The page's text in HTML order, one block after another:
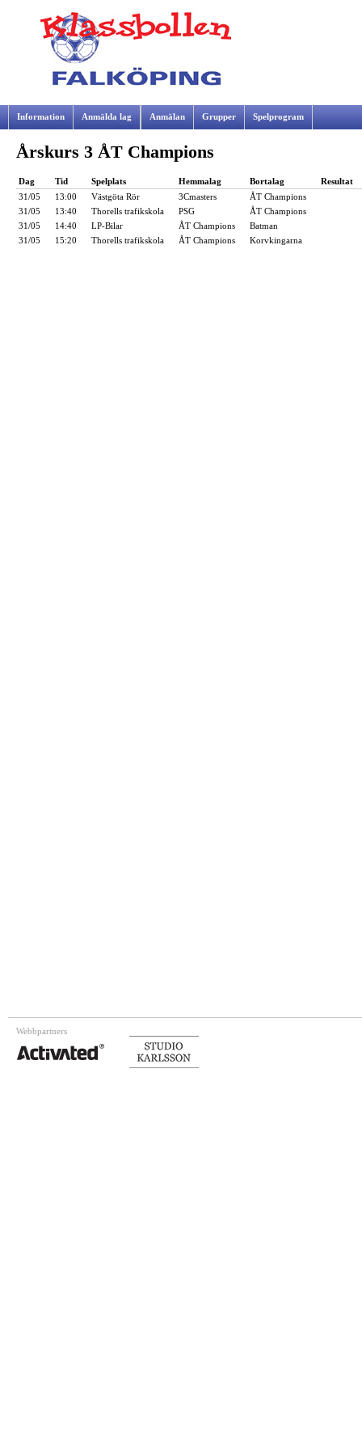
Information Anmälda lag Anmälan Grupper Spelprogram
Samarbetspartners
Årskurs 3 ÅT Champions
Dag Tid Spelplats Hemmalag Bortalag
Resultat
31/05
13:00 Västgöta Rör 3Cmasters
ÅT Champions
31/05
13:40 Thorells trafikskola PSG
ÅT Champions
31/05
14:40 LP-Bilar ÅT Champions
Batman
31/05
15:20 Thorells trafikskola ÅT Champions Korvkingarna
Webbpartners